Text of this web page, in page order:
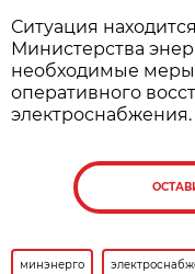
Ситуация
Министерства
необходимые
оперативного
электроснабжения.
минэнерго